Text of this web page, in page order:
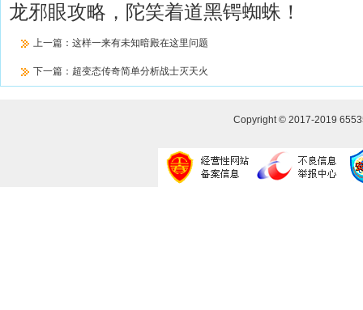
龙邪眼攻略，陀笑着道黑锷蜘蛛！
上一篇： 这样一来有未知暗殿在这里问题
下一篇： 超变态传奇简单分析战士灭天火
Copyright © 2017-2019